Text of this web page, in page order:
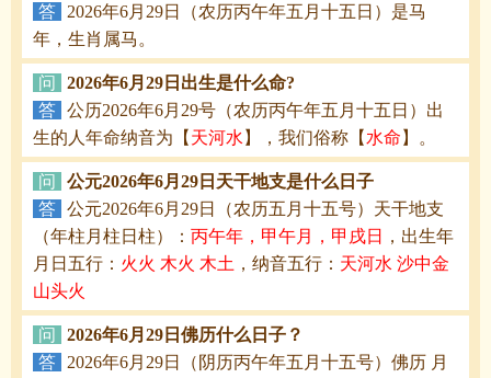
答
2026年6月29日（农历丙午年五月十五日）是马
年，生肖属马。
问
2026年6月29日出生是什么命?
答 公历2026年6月29号（农历丙午年五月十五日）出
生的人年命纳音为【 天河水 】，我们俗称【 水命 】。
问
公元2026年6月29日天干地支是什么日子
答 公元2026年6月29日（农历五月十五号）天干地支
（年柱月柱日柱）： 丙午年，甲午月，甲戌日
，出生年
月日五行： 火火 木火 木土 ，纳音五行： 天河水 沙中金
山头火
问
2026年6月29日佛历什么日子？
答
2026年6月29日（阴历丙午年五月十五号）佛历 月